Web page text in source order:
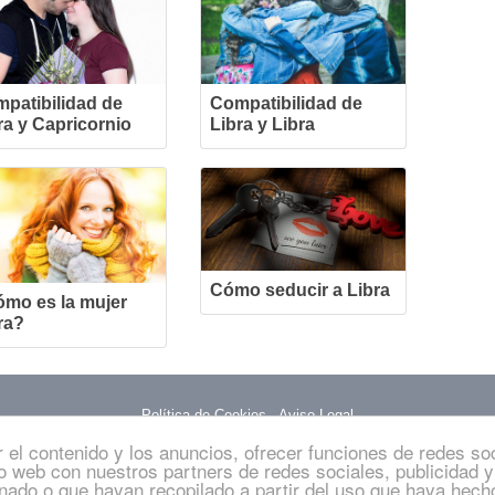
contenido y los anuncios, ofrecer funciones de redes
con nuestros partners de redes sociales, publicidad
o que hayan recopilado a partir del uso que haya
de
y Capricornio
Compatibilidad de
Libra y Libra
es la mujer
Cómo seducir a Libra
Política de Cookies-Aviso Legal
derechos de autor (© Copyright 2026). Queda totalmente prohibida
contenido.